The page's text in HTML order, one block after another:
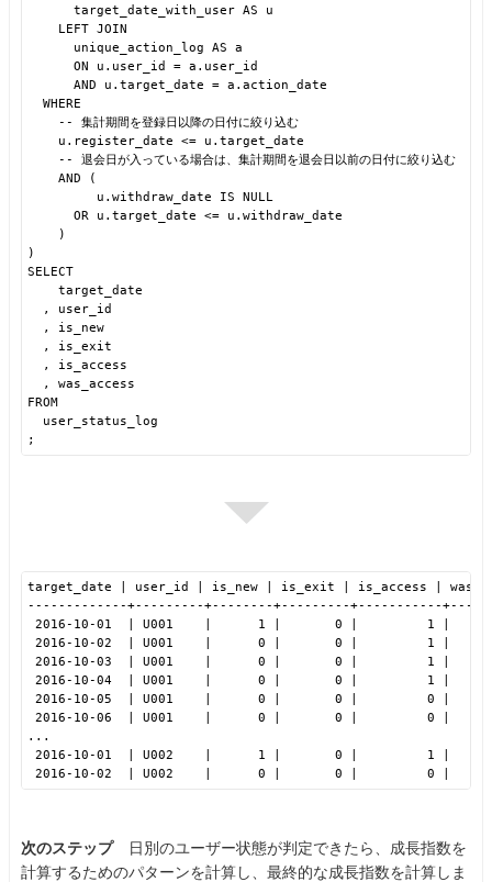
target_date_with_user AS u
LEFT JOIN
unique_action_log AS a
ON u.user_id = a.user_id
AND u.target_date = a.action_date
WHERE
-- 集計期間を登録日以降の日付に絞り込む
u.register_date <= u.target_date
-- 退会日が入っている場合は、集計期間を退会日以前の日付に絞り込む
AND (
u.withdraw_date IS NULL
OR u.target_date <= u.withdraw_date
)
)
SELECT
target_date
, user_id
, is_new
, is_exit
, is_access
, was_access
FROM
user_status_log
;
target_date | user_id | is_new | is_exit | is_access |
-------------+---------+--------+---------+-----------
2016-10-01  | U001    |      1 |       0 |         1 |
2016-10-02  | U001    |      0 |       0 |         1 |
2016-10-03  | U001    |      0 |       0 |         1 |
2016-10-04  | U001    |      0 |       0 |         1 |
2016-10-05  | U001    |      0 |       0 |         0 |
2016-10-06  | U001    |      0 |       0 |         0 |
...
2016-10-01  | U002    |      1 |       0 |         1 |
2016-10-02  | U002    |      0 |       0 |         0 |
次のステップ
日別のユーザー状態が判定できたら、成長指数を
計算するためのパターンを計算し、最終的な成長指数を計算しま